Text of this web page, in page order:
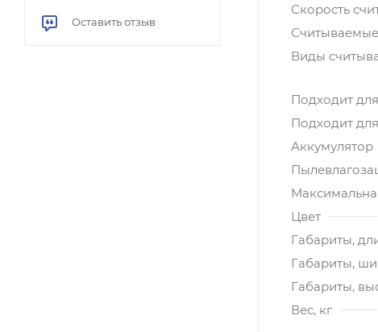
Скорость
Виды
Подходит
Подходит
Аккумулятор
Цвет
Габариты,
Габариты,
Габариты,
Вес, кг
Оставить отзыв